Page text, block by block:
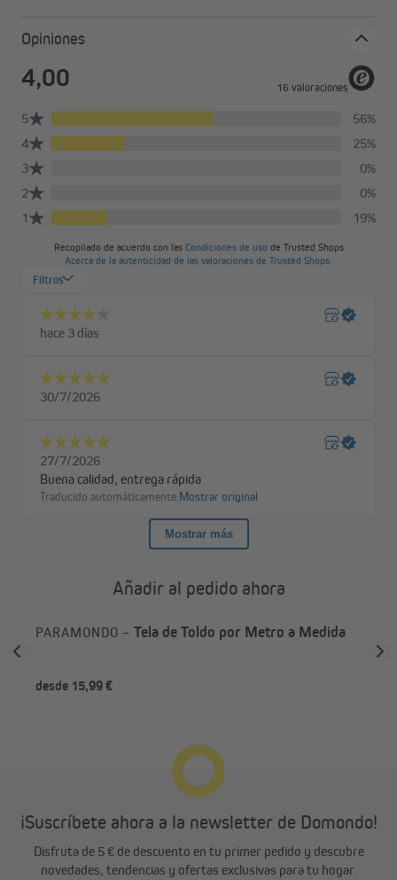
Opiniones
Añadir al pedido ahora
PARAMONDO – Tela de Toldo por Metro a Medida
desde 15,99 €
¡Suscríbete ahora a la newsletter de Domondo!
Disfruta de 5 € de descuento en tu primer pedido y descubre
novedades, tendencias y ofertas exclusivas para tu hogar.